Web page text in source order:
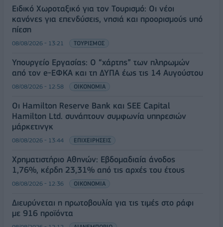
Ειδικό Χωροταξικό για τον Τουρισμό: Οι νέοι
κανόνες για επενδύσεις, νησιά και προορισμούς υπό
πίεση
08/08/2026 - 13:21 ΤΟΥΡΙΣΜΟΣ
Υπουργείο Εργασίας: Ο “χάρτης” των πληρωμών
από τον e-ΕΦΚΑ και τη ΔΥΠΑ έως τις 14 Αυγούστου
08/08/2026 - 12:58 ΟΙΚΟΝΟΜΙΑ
Οι Hamilton Reserve Bank και SEE Capital
Hamilton Ltd. συνάπτουν συμφωνία υπηρεσιών
μάρκετινγκ
08/08/2026 - 13:44 ΕΠΙΧΕΙΡΗΣΕΙΣ
Χρηματιστήριο Αθηνών: Εβδομαδιαία άνοδος
1,76%, κέρδη 23,31% από τις αρχές του έτους
08/08/2026 - 12:36 ΟΙΚΟΝΟΜΙΑ
Διευρύνεται η πρωτοβουλία για τις τιμές στο ράφι
με 916 προϊόντα